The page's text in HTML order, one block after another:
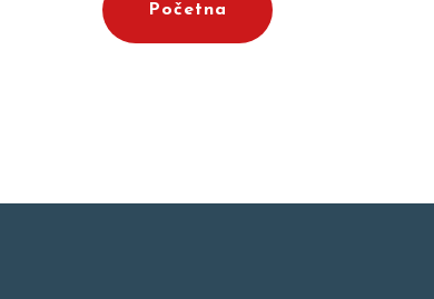
Početna